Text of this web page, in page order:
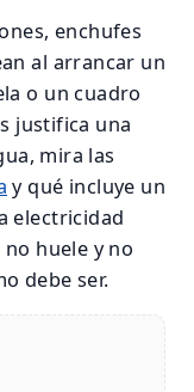
enchufes
al arrancar un
o un cuadro
justifica una
mira las
y qué incluye un
electricidad
huele y no
debe ser.